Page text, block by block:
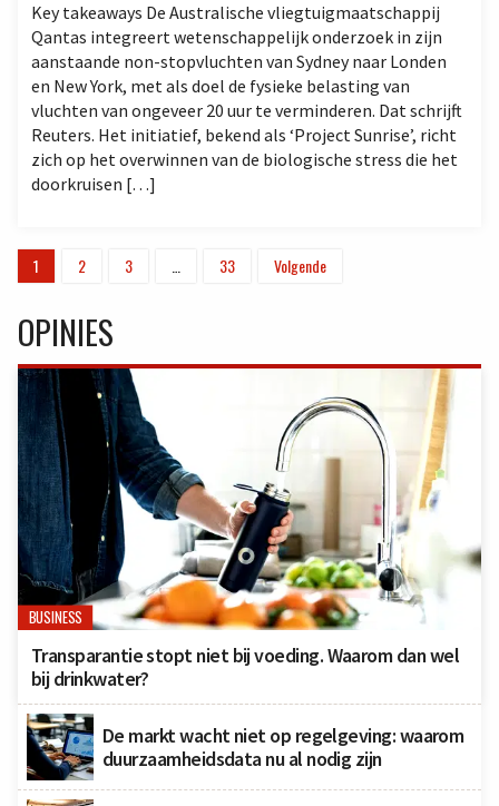
Key takeaways De Australische vliegtuigmaatschappij
Qantas integreert wetenschappelijk onderzoek in zijn
aanstaande non-stopvluchten van Sydney naar Londen
en New York, met als doel de fysieke belasting van
vluchten van ongeveer 20 uur te verminderen. Dat schrijft
Reuters. Het initiatief, bekend als ‘Project Sunrise’, richt
zich op het overwinnen van de biologische stress die het
doorkruisen […]
1 2 3 … 33 Volgende
OPINIES
BUSINESS
Transparantie stopt niet bij voeding. Waarom dan wel
bij drinkwater?
De markt wacht niet op regelgeving: waarom
duurzaamheidsdata nu al nodig zijn